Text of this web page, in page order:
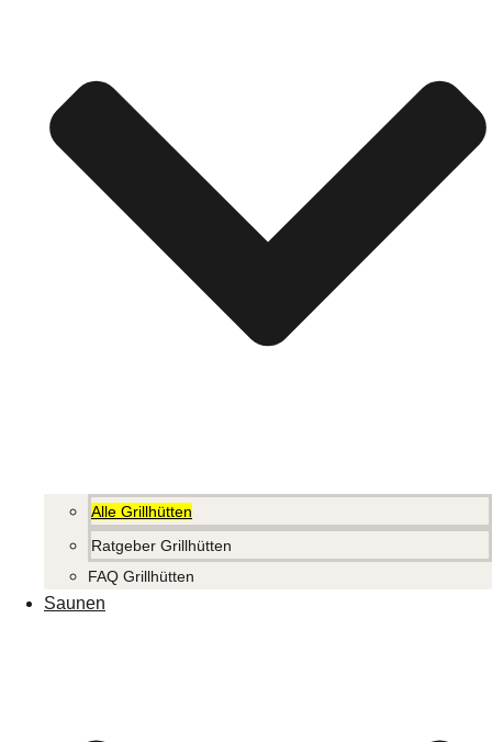
Alle Grillhütten
Ratgeber Grillhütten
FAQ Grillhütten
Saunen